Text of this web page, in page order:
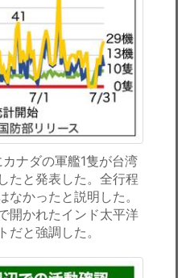
ナダの軍艦1隻が台湾
たと発表した。全行程
なかったと説明した。
開かれたインド太平洋
だと強調した。